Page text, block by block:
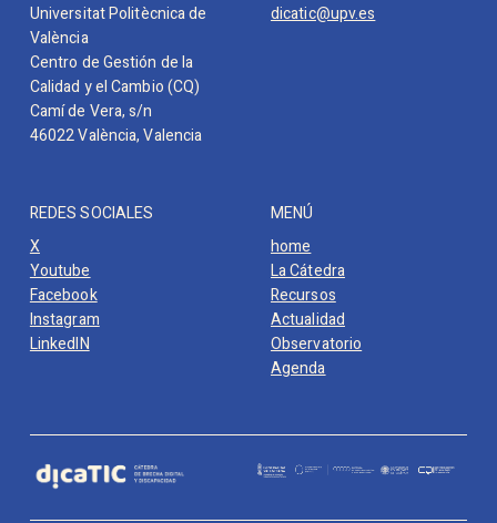
Universitat Politècnica de
València
Centro de Gestión de la
Calidad y el Cambio (CQ)
Camí de Vera, s/n
46022 València, Valencia
dicatic@upv.es
REDES SOCIALES
X
Youtube
Facebook
Instagram
LinkedIN
MENÚ
home
La Cátedra
Recursos
Actualidad
Observatorio
Agenda